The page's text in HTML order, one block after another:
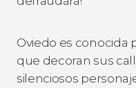
Oviedo es conocida
que decoran sus
silenciosos